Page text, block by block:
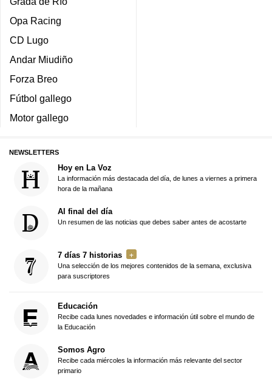
Opa Racing
CD Lugo
Andar Miudiño
Forza Breo
Fútbol gallego
Motor gallego
NEWSLETTERS
Hoy en La Voz
La información más destacada del día, de lunes a viernes a primera
hora de la mañana
Al final del día
Un resumen de las noticias que debes saber antes de acostarte
7 días 7 historias
Una selección de los mejores contenidos de la semana, exclusiva
para suscriptores
Educación
Recibe cada lunes novedades e información útil sobre el mundo de
la Educación
Somos Agro
Recibe cada miércoles la información más relevante del sector
primario